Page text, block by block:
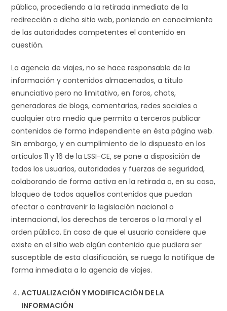
público, procediendo a la retirada inmediata de la
redirección a dicho sitio web, poniendo en conocimiento
de las autoridades competentes el contenido en
cuestión.
La agencia de viajes, no se hace responsable de la
información y contenidos almacenados, a título
enunciativo pero no limitativo, en foros, chats,
generadores de blogs, comentarios, redes sociales o
cualquier otro medio que permita a terceros publicar
contenidos de forma independiente en ésta página web.
Sin embargo, y en cumplimiento de lo dispuesto en los
artículos 11 y 16 de la LSSI-CE, se pone a disposición de
todos los usuarios, autoridades y fuerzas de seguridad,
colaborando de forma activa en la retirada o, en su caso,
bloqueo de todos aquellos contenidos que puedan
afectar o contravenir la legislación nacional o
internacional, los derechos de terceros o la moral y el
orden público. En caso de que el usuario considere que
existe en el sitio web algún contenido que pudiera ser
susceptible de esta clasificación, se ruega lo notifique de
forma inmediata a la agencia de viajes.
ACTUALIZACIÓN Y MODIFICACIÓN DE LA
INFORMACIÓN